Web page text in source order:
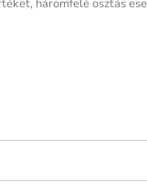
háromfelé osztás